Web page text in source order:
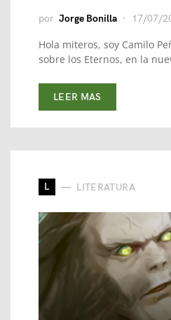
por Jorge Bonilla 17/07/
Hola miteros, soy Camilo
sobre los Eternos, en la
LEER MAS
L LITERATURA